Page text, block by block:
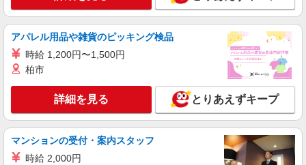
アパレル用品や雑貨のピッキング検品
時給 1,200円〜1,500円
柏市
詳細を見る とりあえずキープ
マンションの受付・案内スタッフ
時給 2,000円